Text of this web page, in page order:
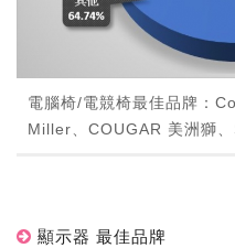
電腦椅/電競椅最佳品牌：
Miller、COUGAR 美洲獅
顯示器 最佳品牌